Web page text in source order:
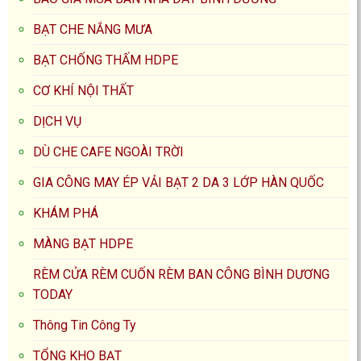
BẠT CHE NẮNG MƯA
BẠT CHỐNG THẤM HDPE
CƠ KHÍ NỘI THẤT
DỊCH VỤ
DÙ CHE CAFE NGOÀI TRỜI
GIA CÔNG MAY ÉP VẢI BẠT 2 DA 3 LỚP HÀN QUỐC
KHÁM PHÁ
MÀNG BẠT HDPE
RÈM CỬA RÈM CUỐN RÈM BAN CÔNG BÌNH DƯƠNG
TODAY
Thông Tin Công Ty
TỔNG KHO BẠT